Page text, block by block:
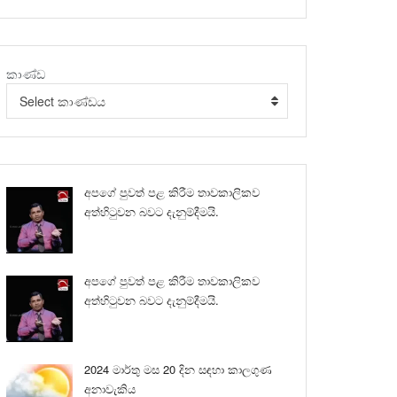
කාණ්ඩ
Select කාණ්ඩය
අපගේ පුවත් පළ කිරීම තාවකාලිකව
අත්හිටුවන බවට දැනුම්දීමයි.
අපගේ පුවත් පළ කිරීම තාවකාලිකව
අත්හිටුවන බවට දැනුම්දීමයි.
2024 මාර්තු මස 20 දින සඳහා කාලගුණ
අනාවැකිය